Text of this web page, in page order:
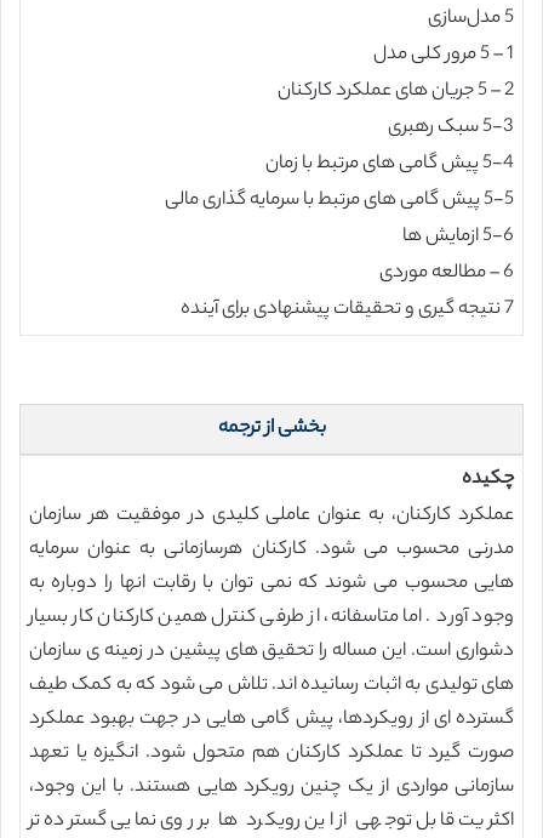
5 مدل‌سازی
1 – 5 مرور کلی مدل
2 – 5 جریان های عملکرد کارکنان
5-3 سبک رهبری
5-4 پیش گامی های مرتبط با زمان
5-5 پیش گامی های مرتبط با سرمایه گذاری مالی
5-6 ازمایش ها
6 – مطالعه موردی
7 نتیجه گیری و تحقیقات پیشنهادی برای آینده
بخشی از ترجمه
چکیده
عملکرد کارکنان، به عنوان عاملی کلیدی در موفقیت هر سازمان
مدرنی محسوب می شود. کارکنان هرسازمانی به عنوان سرمایه
هایی محسوب می شوند که نمی توان با رقابت انها را دوباره به
وجود آورد . اما متاسفانه، از طرفی کنترل همین کارکنان کار بسیار
دشواری است. این مساله را تحقیق های پیشین در زمینه ی سازمان
های تولیدی به اثبات رسانیده اند. تلاش می شود که به کمک طیف
گسترده ای از رویکردها، پیش گامی هایی در جهت بهبود عملکرد
صورت گیرد تا عملکرد کارکنان هم متحول شود. انگیزه یا تعهد
سازمانی مواردی از یک چنین رویکرد هایی هستند. با این وجود،
اکثریت قابل توجهی از این رویکرد ها بر روی نمایی گسترده تر